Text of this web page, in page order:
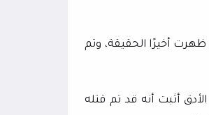
أخيرًا الحقيقة، وتم
أثبت أنه قد تم قتله